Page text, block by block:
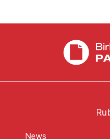
News